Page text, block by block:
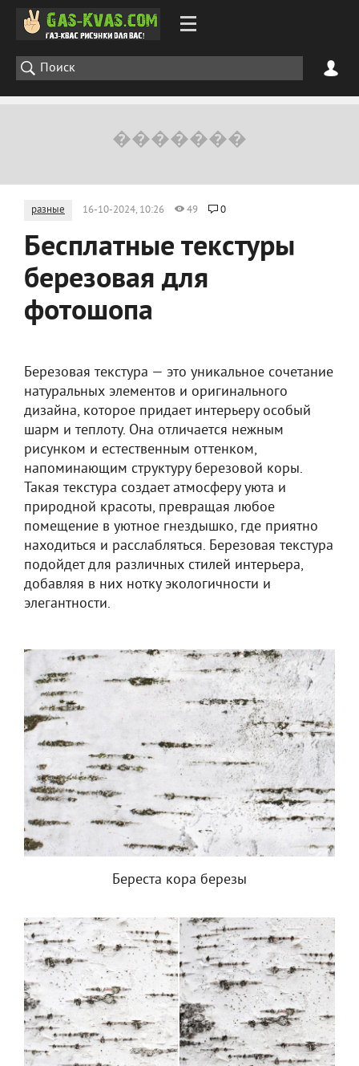
разные 16-10-2024, 10:26 49 0
Бесплатные текстуры
березовая для
фотошопа
Березовая текстура — это уникальное сочетание
натуральных элементов и оригинального
дизайна, которое придает интерьеру особый
шарм и теплоту. Она отличается нежным
рисунком и естественным оттенком,
напоминающим структуру березовой коры.
Такая текстура создает атмосферу уюта и
природной красоты, превращая любое
помещение в уютное гнездышко, где приятно
находиться и расслабляться. Березовая текстура
подойдет для различных стилей интерьера,
добавляя в них нотку экологичности и
элегантности.
Береста кора березы